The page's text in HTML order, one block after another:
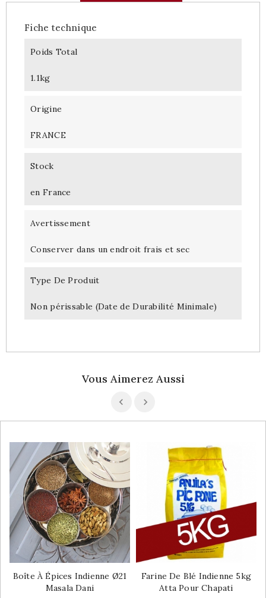
Fiche technique
Poids Total
1.1kg
Origine
FRANCE
Stock
en France
Avertissement
Conserver dans un endroit frais et sec
Type De Produit
Non périssable (Date de Durabilité Minimale)
Vous Aimerez Aussi
Boîte À Épices Indienne Ø21
Masala Dani
Farine De Blé Indienne 5kg
Atta Pour Chapati